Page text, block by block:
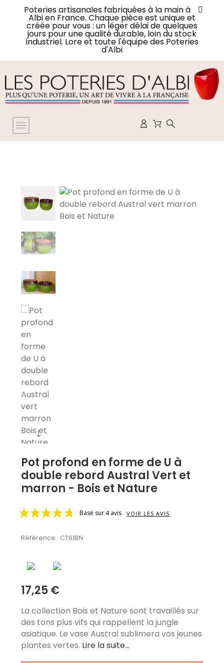
Poteries artisanales fabriquées à la main à
Albi en France. Chaque pièce est unique et
créée pour vous : un léger délai de quelques
jours pour une qualité durable, loin du stock
industriel. Lore et toute l'équipe des Poteries
d'Albi
Pot profond en forme de U à
double rebord Austral Vert et
marron - Bois et Nature
Basé sur 4 avis VOIR LES AVIS
Référence : CT61BN
17,25 €
La collection Bois et Nature sont travaillés sur
des tons plus vifs qui rappellent la jungle
asiatique. Le vase Austral sublimera vos jeunes
plantes vertes. Lire la suite...